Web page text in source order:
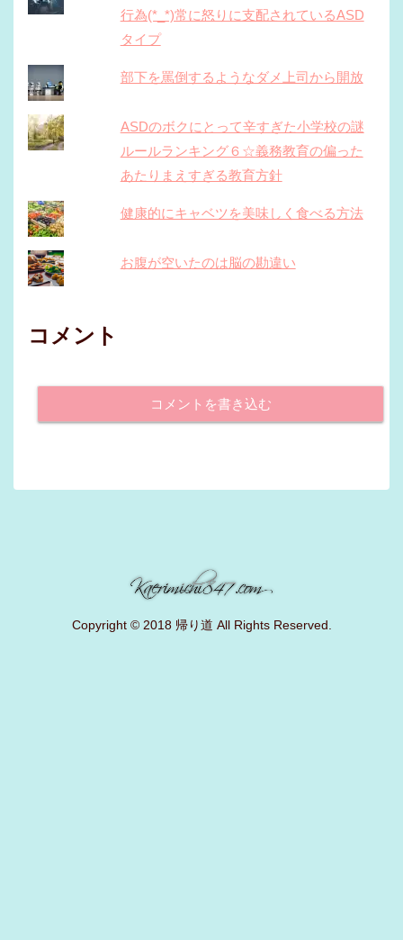
行為(*_*)常に怒りに支配されているASD
タイプ
部下を罵倒するようなダメ上司から開放
ASDのボクにとって辛すぎた小学校の謎
ルールランキング６☆義務教育の偏った
あたりまえすぎる教育方針
健康的にキャベツを美味しく食べる方法
お腹が空いたのは脳の勘違い
コメント
コメントを書き込む
Copyright © 2018 帰り道 All Rights Reserved.